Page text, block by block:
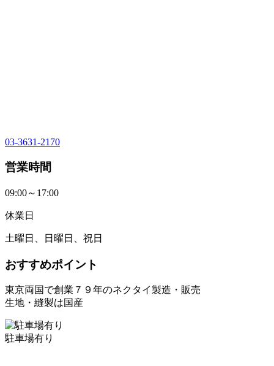
03-3631-2170
営業時間
09:00～17:00
休業日
土曜日、日曜日、祝日
おすすめポイント
東京両国で創業７９年のネクタイ製造・販売
生地・縫製は国産
駐車場有り